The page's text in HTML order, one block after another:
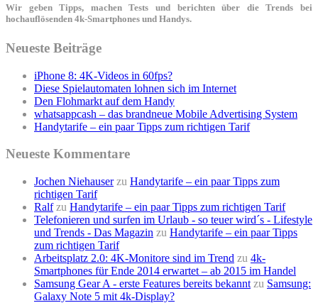
Wir geben Tipps, machen Tests und berichten über die Trends bei
hochauflösenden 4k-Smartphones und Handys.
Neueste Beiträge
iPhone 8: 4K-Videos in 60fps?
Diese Spielautomaten lohnen sich im Internet
Den Flohmarkt auf dem Handy
whatsappcash – das brandneue Mobile Advertising System
Handytarife – ein paar Tipps zum richtigen Tarif
Neueste Kommentare
Jochen Niehauserzu Handytarife – ein paar Tipps zum
richtigen Tarif
Ralfzu Handytarife – ein paar Tipps zum richtigen Tarif
Telefonieren und surfen im Urlaub - so teuer wird´s - Lifestyle
und Trends - Das Magazin zu Handytarife – ein paar Tipps
zum richtigen Tarif
Arbeitsplatz 2.0: 4K-Monitore sind im Trend zu 4k-
Smartphones für Ende 2014 erwartet – ab 2015 im Handel
Samsung Gear A - erste Features bereits bekannt zu Samsung:
Galaxy Note 5 mit 4k-Display?